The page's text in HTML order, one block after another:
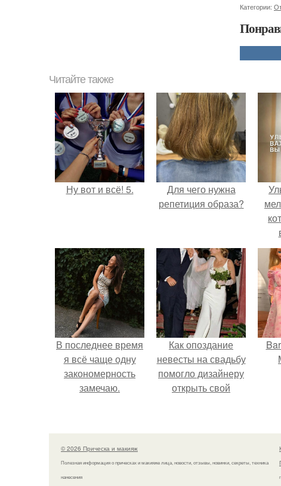
Категории:
Читайте также
Ну вот и всё! 5.
Для чего нужна
репетиция образа?
В последнее время
я всё чаще одну
закономерность
замечаю.
Как опоздание
невесты на свадьбу
помогло дизайнеру
открыть свой
© 2026 Прическа и макияж
Полезная информация о прическах и макияже лица, новости, отзывы, новинки, секреты, техника
нанесения